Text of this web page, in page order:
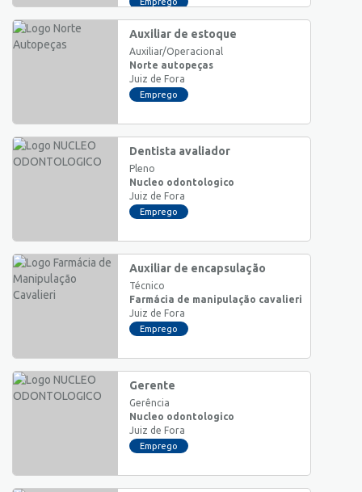
Auxiliar de estoque
Auxiliar/Operacional
Norte autopeças
Juiz de Fora
Emprego
Dentista avaliador
Pleno
Nucleo odontologico
Juiz de Fora
Emprego
Auxiliar de encapsulação
Técnico
Farmácia de manipulação cavalieri
Juiz de Fora
Emprego
Gerente
Gerência
Nucleo odontologico
Juiz de Fora
Emprego